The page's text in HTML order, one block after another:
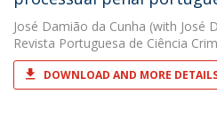
José Damião da Cunha (with José
Revista Portuguesa de Ciência
DOWNLOAD AND MORE